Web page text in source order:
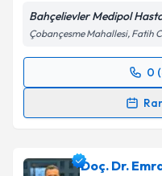
Kişisel
Metni'ni
kapsamda
Bahçelievler Medipol
Çobançesme Mahallesi, Fatih
0
Randevu
takvimDoç. Dr.